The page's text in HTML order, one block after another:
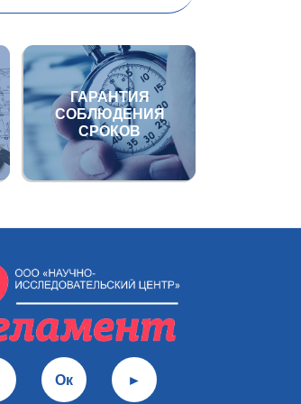
ГАРАНТИЯ
СОБЛЮДЕНИЯ
СРОКОВ
Ок ►